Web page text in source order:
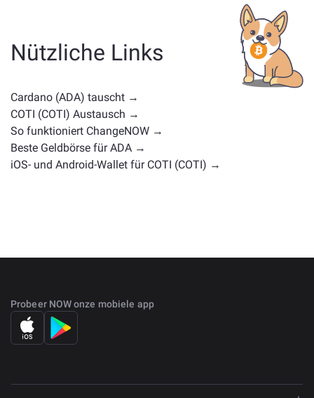
Kategorie ab — ob es sich um eine Stablecoin, ein
Utility-Token, eine Governance-Münze oder einen
anderen Typ handelt. Häufige Alternativen sind andere
Kryptowährungen mit ähnlichen Anwendungsfällen
oder Marktpositionen. Überprüfen Sie alle verfügbaren
Vermögenswerte zum Tausch auf der
Hauptaustauschseite
Nützliche Links
Cardano (ADA) tauscht →
COTI (COTI) Austausch →
So funktioniert ChangeNOW →
Beste Geldbörse für ADA →
iOS- und Android-Wallet für COTI (COTI) →
Probeer NOW onze mobiele app